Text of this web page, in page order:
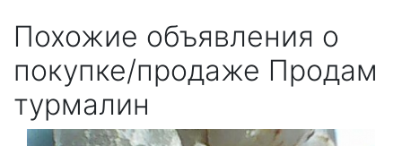
Похожие объявления о
покупке/продаже Продам
турмалин